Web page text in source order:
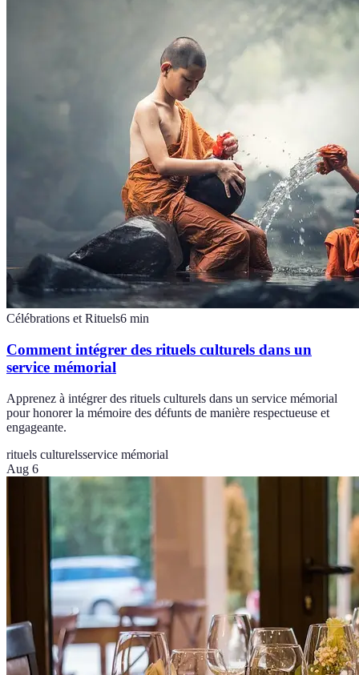
Célébrations et Rituels6 min
Comment intégrer des rituels culturels dans un
service mémorial
Apprenez à intégrer des rituels culturels dans un service mémorial
pour honorer la mémoire des défunts de manière respectueuse et
engageante.
rituels culturelsservice mémorial
Aug 6